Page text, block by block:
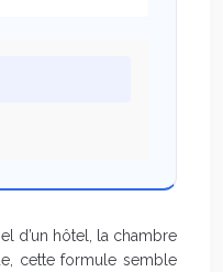
d’un hôtel, la chambre
cette formule semble